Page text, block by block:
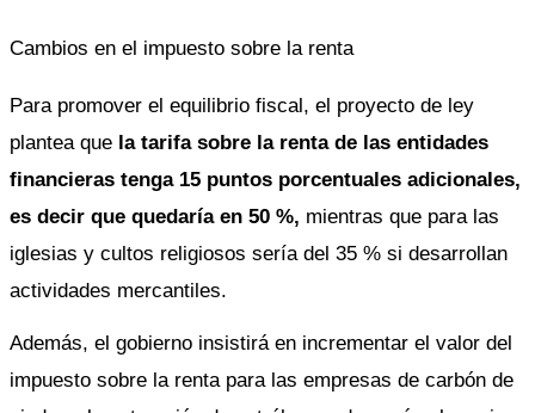
Cambios en el impuesto sobre la renta
Para promover el equilibrio fiscal, el proyecto de ley
plantea que la tarifa sobre la renta de las entidades
financieras tenga 15 puntos porcentuales adicionales,
es decir que quedaría en 50 %, mientras que para las
iglesias y cultos religiosos sería del 35 % si desarrollan
actividades mercantiles.
Además, el gobierno insistirá en incrementar el valor del
impuesto sobre la renta para las empresas de carbón de